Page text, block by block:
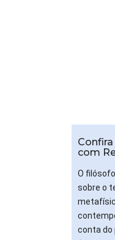
com
O
sobre o
conta do